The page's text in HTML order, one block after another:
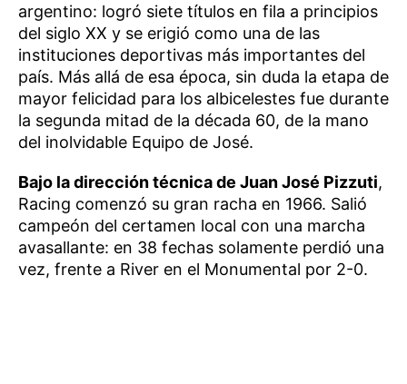
argentino: logró siete títulos en fila a principios
del siglo XX y se erigió como una de las
instituciones deportivas más importantes del
país. Más allá de esa época, sin duda la etapa de
mayor felicidad para los albicelestes fue durante
la segunda mitad de la década 60, de la mano
del inolvidable Equipo de José.
Bajo la dirección técnica de Juan José Pizzuti,
Racing comenzó su gran racha en 1966. Salió
campeón del certamen local con una marcha
avasallante: en 38 fechas solamente perdió una
vez, frente a River en el Monumental por 2-0.